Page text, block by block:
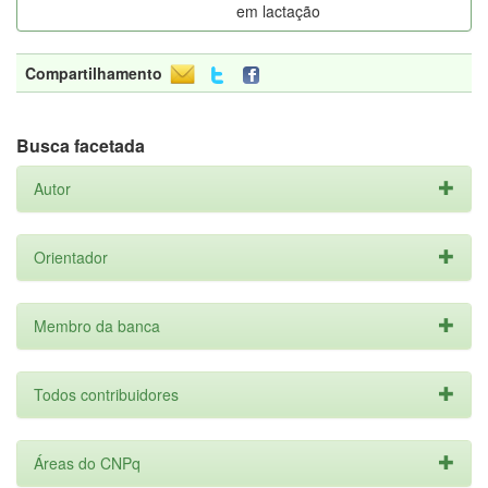
em lactação
Compartilhamento
Busca facetada
Autor
Orientador
Membro da banca
Todos contribuidores
Áreas do CNPq